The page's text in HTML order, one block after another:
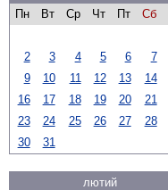
Пн
Вт Ср Чт Пт Сб
2
3 4 5 6 7
9
10 11 12 13 14
16
17 18 19 20 21
23
24 25 26 27 28
30
31
лютий